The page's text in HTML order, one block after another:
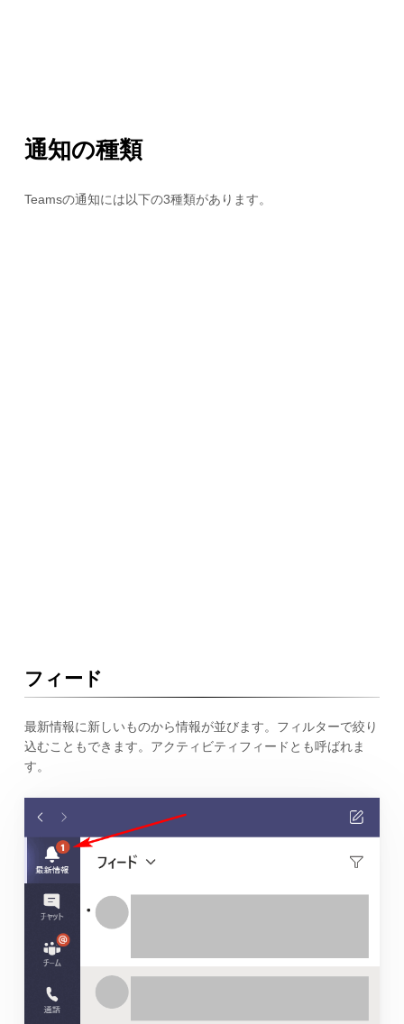
通知の種類
Teamsの通知には以下の3種類があります。
フィード
最新情報に新しいものから情報が並びます。フィルターで絞り
込むこともできます。アクティビティフィードとも呼ばれま
す。